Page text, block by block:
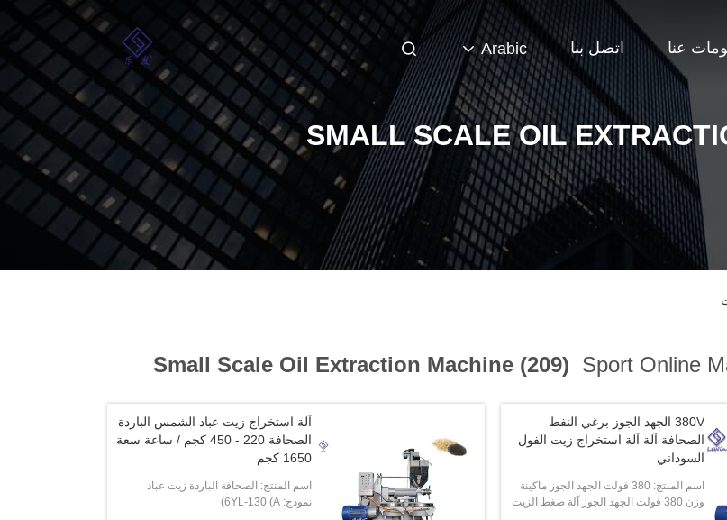
عنا اتصل بنا Arabic
SMALL SCALE OIL
Small Scale Oil Extraction Machine (209) Sport Online
380V الجهد الجوز برغي النفط
الصحافة آلة آلة استخراج زيت الفول
السوداني
اسم المنتج: 380 فولت الجهد الجوز ماكينة
استخراج الزيوت بالعصر آلة ضغط الزيت
وزن 380 فولت الجهد الجوز آلة ضغط الزيت
آلة استخراج زيت عباد الشمس الباردة
الصحافة 220 - 450 كجم / ساعة سعة
1650 كجم
اسم المنتج: الصحافة الباردة زيت عباد
الشمس ماكينة استخراج برغي الصحافة
نموذج: 6YL-130 (A)